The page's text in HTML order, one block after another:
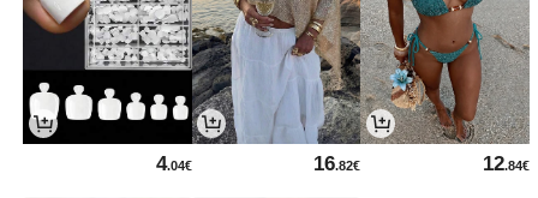
12.84€
16.82€
4.04€